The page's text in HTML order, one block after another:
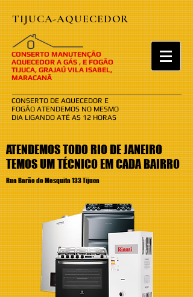
TIJUCA-AQUECEDOR
​​O
CONSERTO MANUTENÇÃO
AQUECEDOR A GÁS , E FOGÃO
TIJUCA, GRAJAÚ VILA ISABEL,
MARACANÃ
CONSERTO DE AQUECEDOR E
FOGÃO ATENDEMOS NO MESMO
DIA LIGANDO ATÉ AS 12 HORAS
ATENDEMOS TODO RIO DE JANEIRO
TEMOS UM TÉCNICO EM CADA BAIRRO
Rua Barão de Mesquita 133 Tijuca